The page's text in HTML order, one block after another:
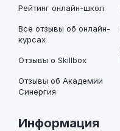
Рейтинг онлайн-школ
Все отзывы об онлайн-
курсах
Отзывы о Skillbox
Отзывы об Академии
Синергия
Информация